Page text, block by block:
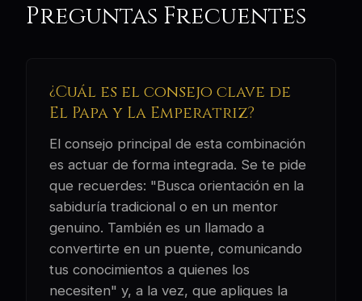
Preguntas Frecuentes
¿Cuál es el consejo clave de
El Papa y La Emperatriz?
El consejo principal de esta combinación
es actuar de forma integrada. Se te pide
que recuerdes: "Busca orientación en la
sabiduría tradicional o en un mentor
genuino. También es un llamado a
convertirte en un puente, comunicando
tus conocimientos a quienes los
necesiten" y, a la vez, que apliques la